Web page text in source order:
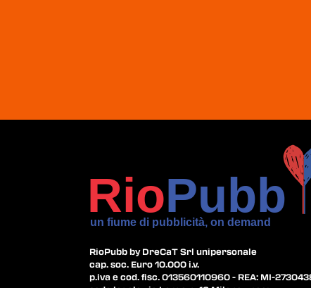
RioPubb by DreCaT Srl unipersonale
cap. soc. Euro 10.000 i.v.
p.iva e cod. fisc. 013560110960 - REA: MI-